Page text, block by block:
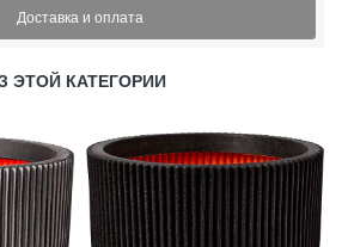
Доставка и оплата
ЭТОЙ КАТЕГОРИИ